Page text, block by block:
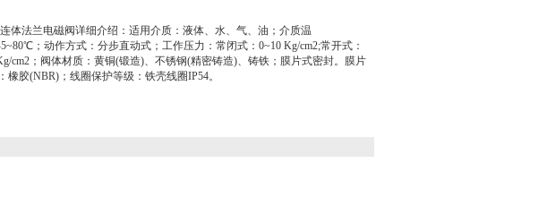
体法兰电磁阀详细介绍：适用介质：液体、水、气、油；介质温
；动作方式：分步直动式；工作压力：常闭式：0~10 Kg/cm2;常开式：
cm2；阀体材质：黄铜(锻造)、不锈钢(精密铸造)、铸铁；膜片式密封。膜片
橡胶(NBR)；线圈保护等级：铁壳线圈IP54。